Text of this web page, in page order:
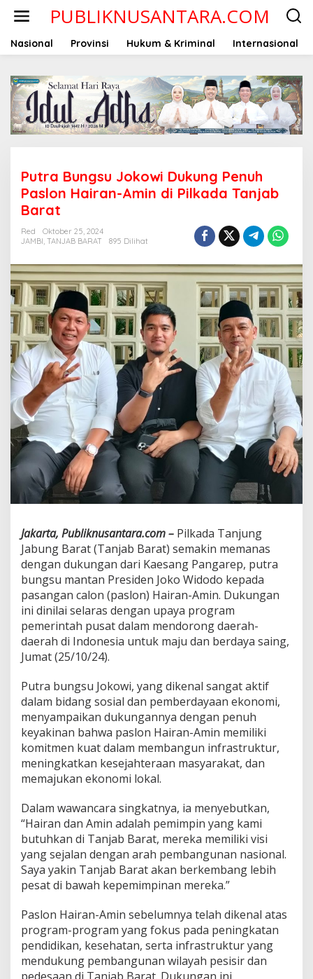
PUBLIKNUSANTARA.COM
Nasional Provinsi Hukum & Kriminal Internasional
Putra Bungsu Jokowi Dukung Penuh
Paslon Hairan-Amin di Pilkada Tanjab
Barat
Red
Oktober 25, 2024
JAMBI TANJAB BARAT 895 Dilihat
Jakarta, Publiknusantara.com – Pilkada Tanjung
Jabung Barat (Tanjab Barat) semakin memanas
dengan dukungan dari Kaesang Pangarep, putra
bungsu mantan Presiden Joko Widodo kepada
pasangan calon (paslon) Hairan-Amin. Dukungan
ini dinilai selaras dengan upaya program
pemerintah pusat dalam mendorong daerah-
daerah di Indonesia untuk maju dan berdaya saing,
Jumat (25/10/24).
Putra bungsu Jokowi, yang dikenal sangat aktif
dalam bidang sosial dan pemberdayaan ekonomi,
menyampaikan dukungannya dengan penuh
keyakinan bahwa paslon Hairan-Amin memiliki
komitmen kuat dalam membangun infrastruktur,
meningkatkan kesejahteraan masyarakat, dan
memajukan ekonomi lokal.
Dalam wawancara singkatnya, ia menyebutkan,
“Hairan dan Amin adalah pemimpin yang kami
butuhkan di Tanjab Barat, mereka memiliki visi
yang sejalan dengan arah pembangunan nasional.
Saya yakin Tanjab Barat akan berkembang lebih
pesat di bawah kepemimpinan mereka.”
Paslon Hairan-Amin sebelumnya telah dikenal atas
program-program yang fokus pada peningkatan
pendidikan, kesehatan, serta infrastruktur yang
mendukung pembangunan wilayah pesisir dan